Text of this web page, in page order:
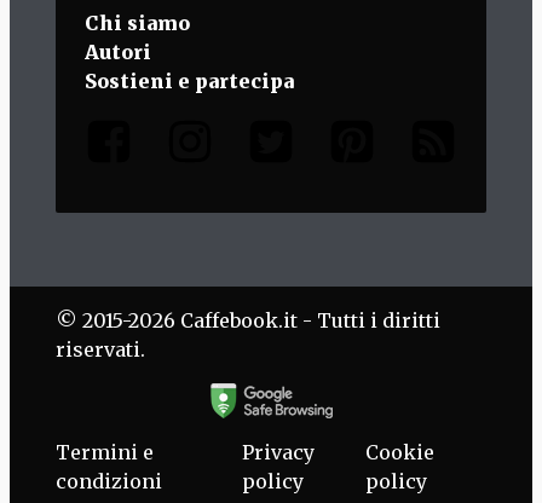
Chi siamo
Autori
Sostieni e partecipa
© 2015-2026 Caffebook.it - Tutti i diritti
riservati.
Termini e
condizioni
Privacy
policy
Cookie
policy